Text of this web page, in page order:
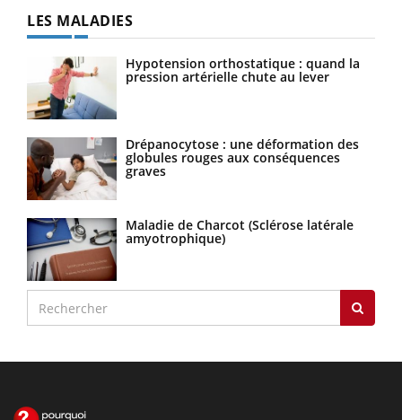
LES MALADIES
Hypotension orthostatique : quand la
pression artérielle chute au lever
Drépanocytose : une déformation des
globules rouges aux conséquences
graves
Maladie de Charcot (Sclérose latérale
amyotrophique)